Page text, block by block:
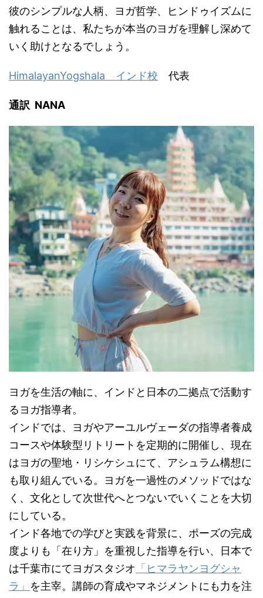
彼のシンプルな人柄、ヨガ哲学、ヒンドゥイズムに
触れることは、私たちが本当のヨガを理解し深めて
いく助けとなるでしょう。
HimalayanYogshala インド校 代表
通訳 NANA
ヨガを生活の軸に、インドと日本の二拠点で活動す
るヨガ指導者。
インドでは、ヨガやアーユルヴェーダの指導者養成
コースや体験型リトリートを定期的に開催し、現在
はヨガの聖地・リシケシュにて、アシュラム構想に
も取り組んでいる。ヨガを一過性のメソッドではな
く、文化として次世代へとつないでいくことを大切
にしている。
インド各地での学びと実践を背景に、ポーズの完成
度よりも「在り方」を重視した指導を行い、日本で
は千葉市にてヨガスタジオ 「ヒマラヤンヨグシャ
ラ」 を主宰。講師の育成やマネジメントにも力を注